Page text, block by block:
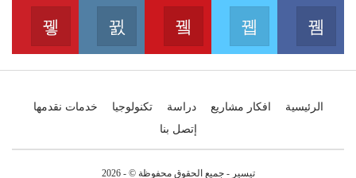
Facebook
انضم الينا على الفايسبوك
Twitter
انضم الينا على التويتر
Youtube
انضم الينا على اليوتيب
Instagram
انضم الينا على
الرئيسية افكار مشاريع دراسة تكنولوجيا
خدمات نقدمها
إتصل بنا
تيسير - جميع الحقوق محفوظة © - 2026